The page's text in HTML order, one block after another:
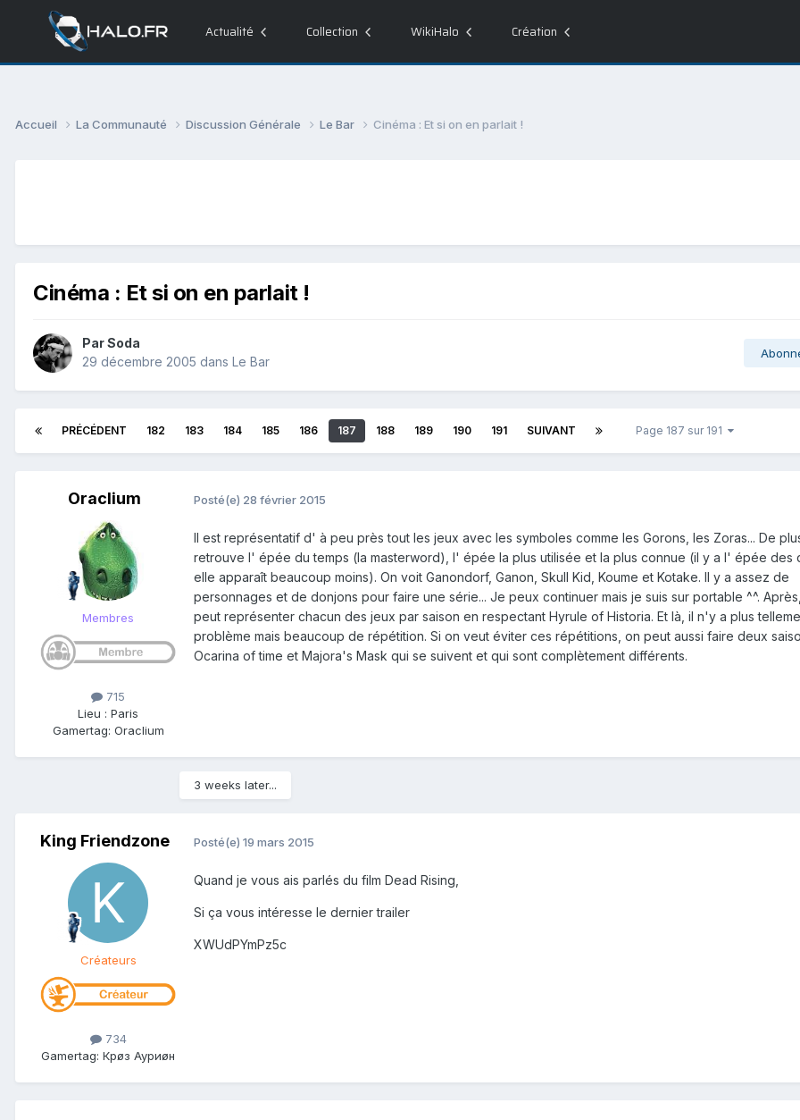
Actualité Collection WikiHalo Création
Accueil La Communauté Discussion Générale Le Bar Cinéma : Et si on en parlait !
Cinéma : Et si on en parlait !
ParSoda
29 décembre 2005 dans Le Bar
PRÉCÉDENT 182 183 184 185 186 187 188 189 190 191 SUIVANT Page 187 sur 191
Oraclium
Membres
715
Lieu : Paris
Gamertag: Oraclium
Posté(e) 28 février 2015
Il est représentatif d' à peu près tout les jeux avec les symboles comme les Gorons, les Zoras... De
retrouve l' épée du temps (la masterword), l' épée la plus utilisée et la plus connue (il y a l' épée des
elle apparaît beaucoup moins). On voit Ganondorf, Ganon, Skull Kid, Koume et Kotake. Il y a assez de
personnages et de donjons pour faire une série... Je peux continuer mais je suis sur portable ^^.
peut représenter chacun des jeux par saison en respectant Hyrule of Historia. Et là, il n'y a plus
problème mais beaucoup de répétition. Si on veut éviter ces répétitions, on peut aussi faire deux
Ocarina of time et Majora's Mask qui se suivent et qui sont complètement différents.
3 weeks later...
King Friendzone
Créateurs
734
Gamertag: Крøз Ауриøн
Posté(e) 19 mars 2015
Quand je vous ais parlés du film Dead Rising,
Si ça vous intéresse le dernier trailer
XWUdPYmPz5c